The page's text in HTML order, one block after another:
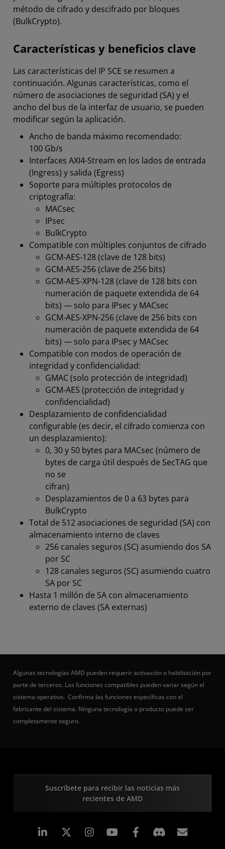
método de cifrado y descifrado por bloques
(BulkCrypto).
Características y beneficios clave
Las características del IP SCE se resumen a
continuación. Algunas características, como el
número de asociaciones de seguridad (SA) y el
ancho del bus de la interfaz de usuario, se pueden
modificar según la aplicación.
Ancho de banda máximo recomendado:
100 Gb/s
Interfaces AXI4-Stream en los lados de entrada
(Ingress) y salida (Egress)
Soporte para múltiples protocolos de
criptografía:
MACsec
IPsec
BulkCrypto
Compatible con múltiples conjuntos de cifrado
GCM-AES-128 (clave de 128 bits)
GCM-AES-256 (clave de 256 bits)
GCM-AES-XPN-128 (clave de 128 bits con
numeración de paquete extendida de 64
bits) — solo para IPsec y MACsec
GCM-AES-XPN-256 (clave de 256 bits con
numeración de paquete extendida de 64
bits) — solo para IPsec y MACsec
Compatible con modos de operación de
integridad y confidencialidad:
GMAC (solo protección de integridad)
GCM-AES (protección de integridad y
confidencialidad)
Desplazamiento de confidencialidad
configurable (es decir, el cifrado comienza con
un desplazamiento):
0, 30 y 50 bytes para MACsec (número de
bytes de carga útil después de SecTAG que
no se
cifran)
Desplazamientos de 0 a 63 bytes para
BulkCrypto
Total de 512 asociaciones de seguridad (SA) con
almacenamiento interno de claves
256 canales seguros (SC) asumiendo dos SA
por SC
128 canales seguros (SC) asumiendo cuatro
SA por SC
Hasta 1 millón de SA con almacenamiento
externo de claves (SA externas)
Algunas tecnologías AMD pueden requerir activación o habilitación por
parte de terceros. Las funciones compatibles pueden variar según el
sistema operativo. Confirma las funciones específicas con el
fabricante del sistema. Ninguna tecnología o producto puede ser
completamente seguro.
Suscríbete para recibir las noticias más
recientes de AMD
LinkedIn Instagram Facebook